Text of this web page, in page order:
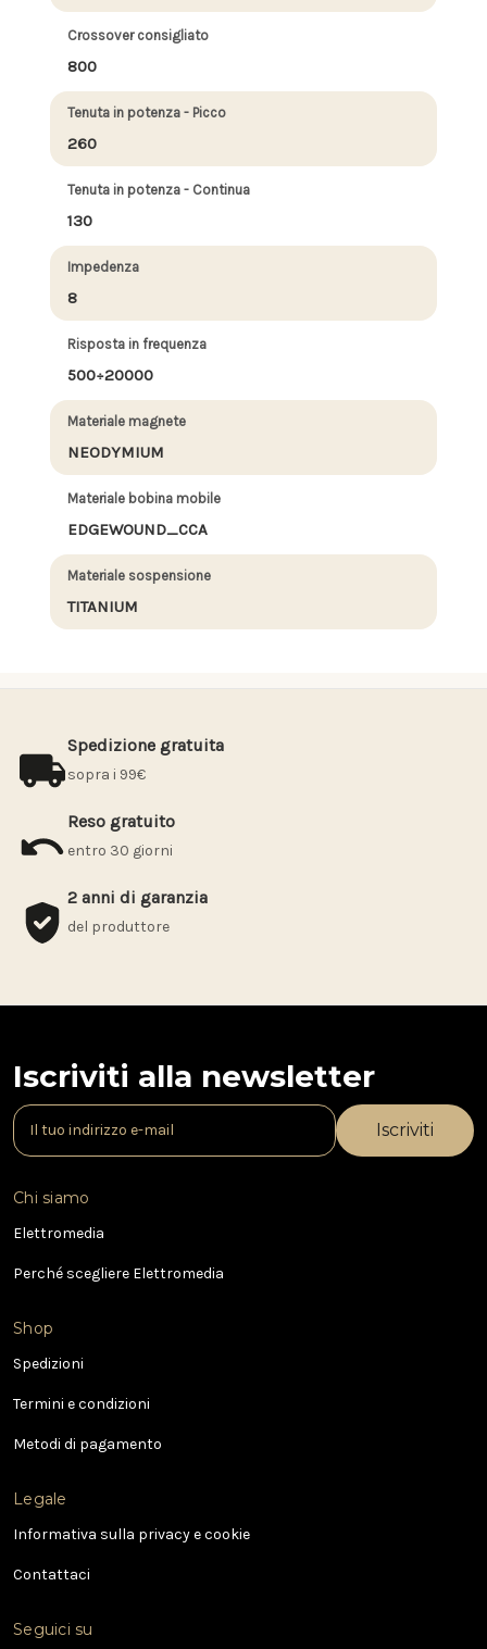
Crossover consigliato
800
Tenuta in potenza - Picco
260
Tenuta in potenza - Continua
130
Impedenza
8
Risposta in frequenza
500÷20000
Materiale magnete
NEODYMIUM
Materiale bobina mobile
EDGEWOUND_CCA
Materiale sospensione
TITANIUM
Spedizione gratuita
sopra i 99€
Reso gratuito
entro 30 giorni
2 anni di garanzia
del produttore
Iscriviti alla newsletter
I
n
r
i
z
e
m
i
l
Chi siamo
Elettromedia
Perché scegliere Elettromedia
Shop
Spedizioni
Termini e condizioni
Metodi di pagamento
Legale
Informativa sulla privacy e cookie
Contattaci
Seguici su